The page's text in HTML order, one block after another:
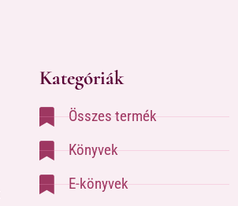
Kategóriák
Összes termék
Könyvek
E-könyvek